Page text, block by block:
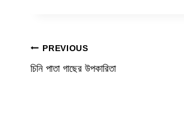
Post
navigation
PREVIOUS
চিনি পাতা গাছের উপকারিতা